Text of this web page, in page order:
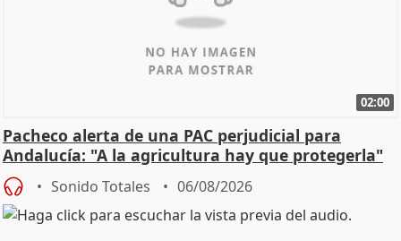
02:00
Pacheco alerta de una PAC perjudicial para
Andalucía: "A la agricultura hay que protegerla"
Sonido Totales 06/08/2026